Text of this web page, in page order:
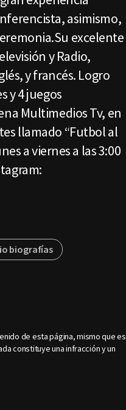
asimismo,
excelente
y Radio,
y francés. Logro
y 4 juegos
Multimedios Tv, en
llamado “Futbol al
a viernes a las 3:00
biografías
de esta página, mismo que es
constituye una infracción y un